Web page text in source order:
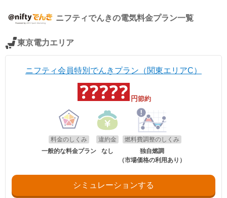
量電灯ネクスト」、関西電力エリア「なっトクでんき」「なっトクでん
きBiz」(kVA契約)、中国電力エリア「ぐっとずっと。プラン スマートコ
「おトクeプラン」「ビジネススタンダードプラン」(kVA契約)、九州電
※関西電力エリアの「なっトクでんき」「なっトクでんきBiz」ではガス
ニフティでんきの電気料金プラン一覧
東京電力エリア
ニフティ会員特別でんきプラン（関東エリアC）
円節約
料金のしくみ
一般的な料金プラン
違約金
なし
燃料費調整のしくみ
独自燃調
（市場価格の利用あり）
シミュレーションする